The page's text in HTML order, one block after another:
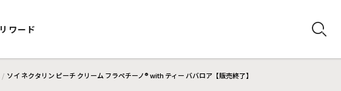
リワード
ソイ ネクタリン ピーチ クリーム フラペチーノ® with ティー ババロア【販売終了】